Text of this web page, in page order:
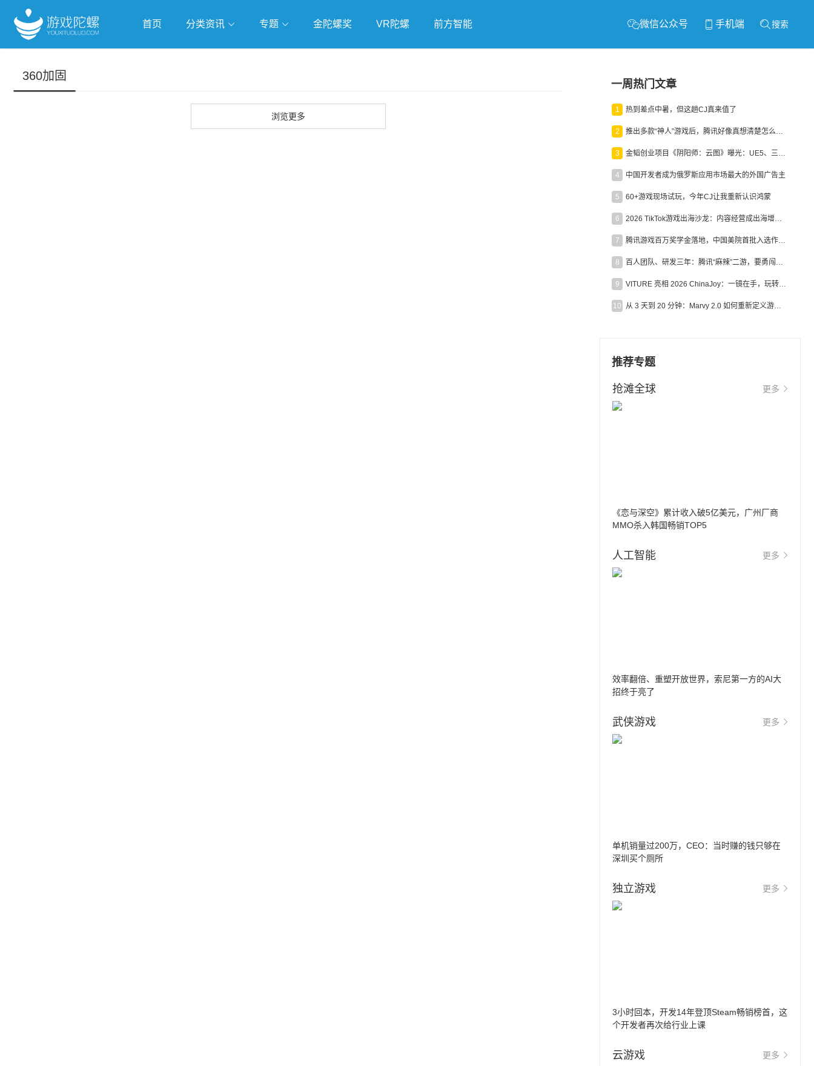
首页 分类资讯 专题 金陀螺奖 VR陀螺 前方智能 微信公众号 手机端 搜索
360加固
浏览更多
一周热门文章
1 热到差点中暑，但这趟CJ真来值了
2 推出多款“神人”游戏后，腾讯好像真想清楚怎么做二次元了
3 金韬创业项目《阴阳师：云图》曝光：UE5、三端互通、ARPG
4 中国开发者成为俄罗斯应用市场最大的外国广告主
5 60+游戏现场试玩，今年CJ让我重新认识鸿蒙
6 2026 TikTok游戏出海沙龙：内容经营成出海增长新引擎
7 腾讯游戏百万奖学金落地，中国美院首批入选作品获业内关注
8 百人团队、研发三年：腾讯“麻辣”二游，要勇闯男性恋爱市场
9 VITURE 亮相 2026 ChinaJoy：一镜在手，玩转全场！
10 从 3 天到 20 分钟：Marvy 2.0 如何重新定义游戏出海营销效率？
推荐专题
抢滩全球 更多
《恋与深空》累计收入破5亿美元，广州厂商
MMO杀入韩国畅销TOP5
人工智能 更多
效率翻倍、重塑开放世界，索尼第一方的AI大
招终于亮了
武侠游戏 更多
单机销量过200万，CEO：当时赚的钱只够在
深圳买个厕所
独立游戏 更多
3小时回本，开发14年登顶Steam畅销榜首，这
个开发者再次给行业上课
云游戏 更多